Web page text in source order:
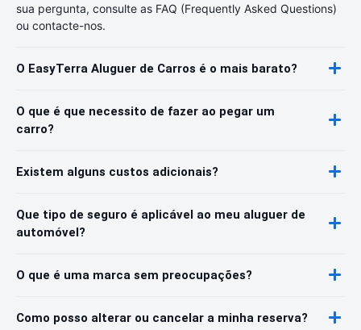
sua pergunta, consulte as FAQ (Frequently Asked Questions)
ou contacte-nos.
O EasyTerra Aluguer de Carros é o mais barato?
O que é que necessito de fazer ao pegar um
carro?
Existem alguns custos adicionais?
Que tipo de seguro é aplicável ao meu aluguer de
automóvel?
O que é uma marca sem preocupações?
Como posso alterar ou cancelar a minha reserva?